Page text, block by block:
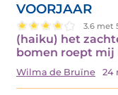
VOORJAAR
3.6 met
(haiku) het
bomen roept
Wilma de Bruïne 24